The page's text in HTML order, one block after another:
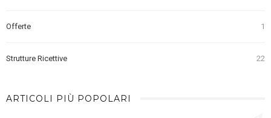
Offerte 1
Strutture Ricettive 22
ARTICOLI PIÙ POPOLARI